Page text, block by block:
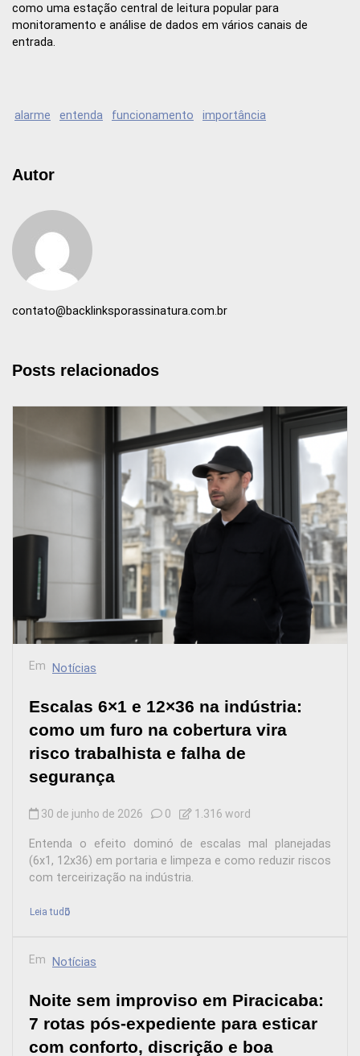
como uma estação central de leitura popular para
monitoramento e análise de dados em vários canais de
entrada.
alarme entenda funcionamento importância
Autor
contato@backlinksporassinatura.com.br
Posts relacionados
Em Notícias
Escalas 6×1 e 12×36 na indústria:
como um furo na cobertura vira
risco trabalhista e falha de
segurança
30 de junho de 2026 0 1.316 word
Entenda o efeito dominó de escalas mal planejadas
(6x1, 12x36) em portaria e limpeza e como reduzir riscos
com terceirização na indústria.
Leia tudo
Em Notícias
Noite sem improviso em Piracicaba:
7 rotas pós-expediente para esticar
com conforto, discrição e boa